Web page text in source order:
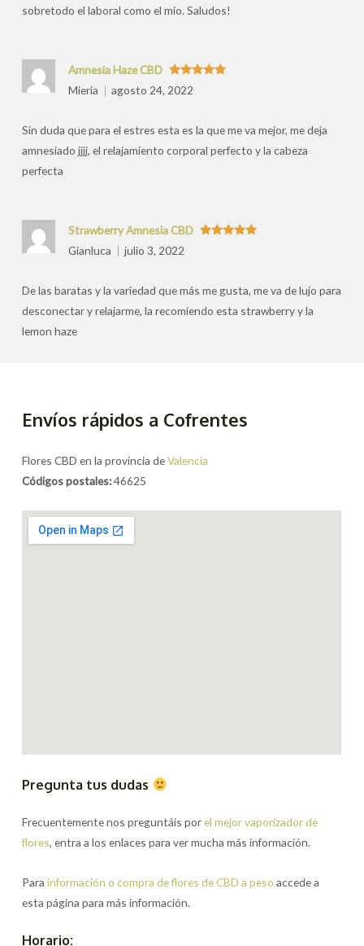
sobretodo el laboral como el mio. Saludos!
Valorado
con5
Amnesia Haze CBD
Mieria
agosto 24, 2022
Sin duda que para el estres esta es la que me va mejor, me deja
amnesiado jjjj, el relajamiento corporal perfecto y la cabeza
perfecta
Strawberry Amnesia CBD
Gianluca
julio 3, 2022
De las baratas y la variedad que más me gusta, me va de lujo para
desconectar y relajarme, la recomiendo esta strawberry y la
lemon haze
Envíos rápidos a Cofrentes
Flores CBD en la provincia deValencia
Códigos postales:46625
Pregunta tus dudas
Frecuentemente nos preguntáis porel mejor vaporizador de
flores, entra a los enlaces para ver mucha más información.
Parainformación o compra de flores de CBD a peso accede a
esta página para más información.
Horario: